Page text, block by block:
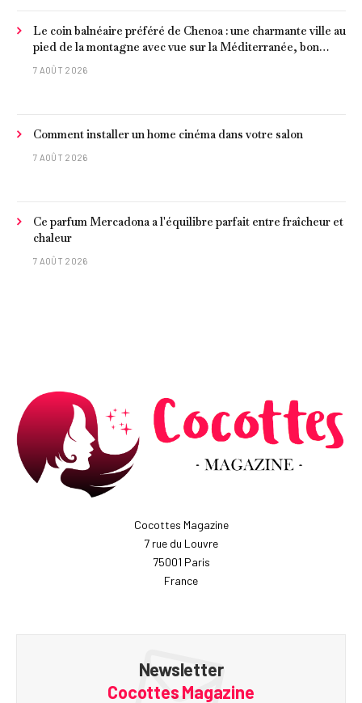
Le coin balnéaire préféré de Chenoa : une charmante ville au
pied de la montagne avec vue sur la Méditerranée, bon
poisson et criques isolées
7 AOÛT 2026
Comment installer un home cinéma dans votre salon
7 AOÛT 2026
Ce parfum Mercadona a l'équilibre parfait entre fraîcheur et
chaleur
7 AOÛT 2026
Cocottes Magazine
7 rue du Louvre
75001 Paris
France
Newsletter
Cocottes Magazine